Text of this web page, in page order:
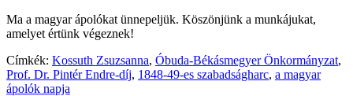
Ma a magyar ápolókat ünnepeljük. Köszönjünk a munkájukat,
amelyet értünk végeznek!
Címkék: Kossuth Zsuzsanna, Óbuda-Békásmegyer Önkormányzat,
Prof. Dr. Pintér Endre-díj, 1848-49-es szabadságharc, a magyar
ápolók napja